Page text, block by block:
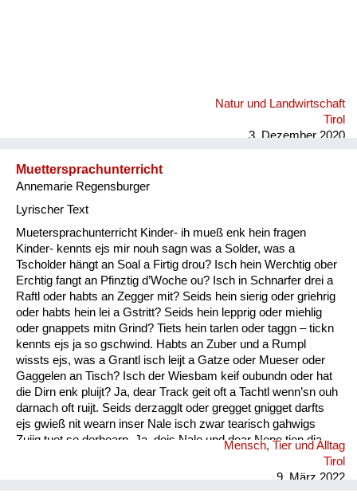
Natur und Landwirtschaft
Tirol
3. Dezember 2020
Muettersprachunterricht
Annemarie Regensburger
Lyrischer Text
Muetersprachunterricht Kinder- ih mueß enk hein fragen
Kinder- kennts ejs mir nouh sagn was a Solder, was a
Tscholder hängt an Soal a Firtig drou? Isch hein Werchtig ober
Erchtig fangt an Pfinztig d’Woche ou? Isch in Schnarfer drei a
Raftl oder habts an Zegger mit? Seids hein sierig oder griehrig
oder habts hein lei a Gstritt? Seids hein lepprig oder miehlig
oder gnappets mitn Grind? Tiets hein tarlen oder taggn – tickn
kennts ejs ja so gschwind. Habts an Zuber und a Rumpl
wissts ejs, was a Grantl isch leijt a Gatze oder Mueser oder
Gaggelen an Tisch? Isch der Wiesbam keif oubundn oder hat
die Dirn enk pluijt? Ja, dear Track geit oft a Tachtl wenn’sn ouh
darnach oft ruijt. Seids derzagglt oder gregget gnigget darfts
ejs gwieß nit wearn inser Nale isch zwar tearisch gahwigs
Zuijg tuet se derhearn. Ja, dejs Nale und dear Nene tien dia
Wearter gwieß verschtiahn. Kinder- ejs darfts nie vergessn :
Mensch, Tier und Alltag
Tirol
9. März 2022